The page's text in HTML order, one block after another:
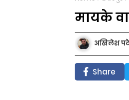
मायके
अखिलेश
Share